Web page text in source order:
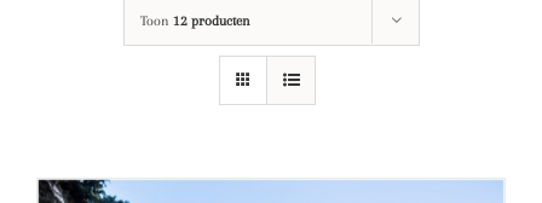
Toon 12 producten